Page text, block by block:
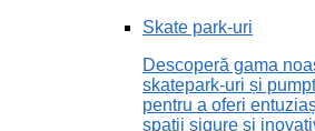
Skate park-uri
Descoperă gama
skatepark-uri și
pentru a oferi
spații sigure și